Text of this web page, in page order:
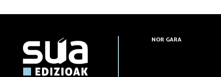
NOR GARA